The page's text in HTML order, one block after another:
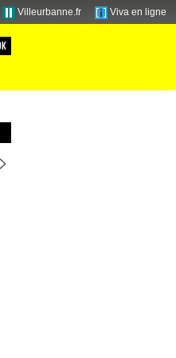
Villeurbanne.fr Viva en ligne